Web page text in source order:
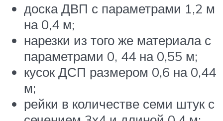
доска ДВП с параметрами 1,2 м
на 0,4 м;
нарезки из того же материала с
параметрами 0, 44 на 0,55 м;
кусок ДСП размером 0,6 на 0,44
м;
рейки в количестве семи штук с